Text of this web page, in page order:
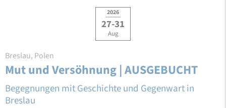
2026
27-31
Aug
Breslau, Polen
Mut und Versöhnung | AUSGEBUCHT
Begegnungen mit Geschichte und Gegenwart in
Breslau